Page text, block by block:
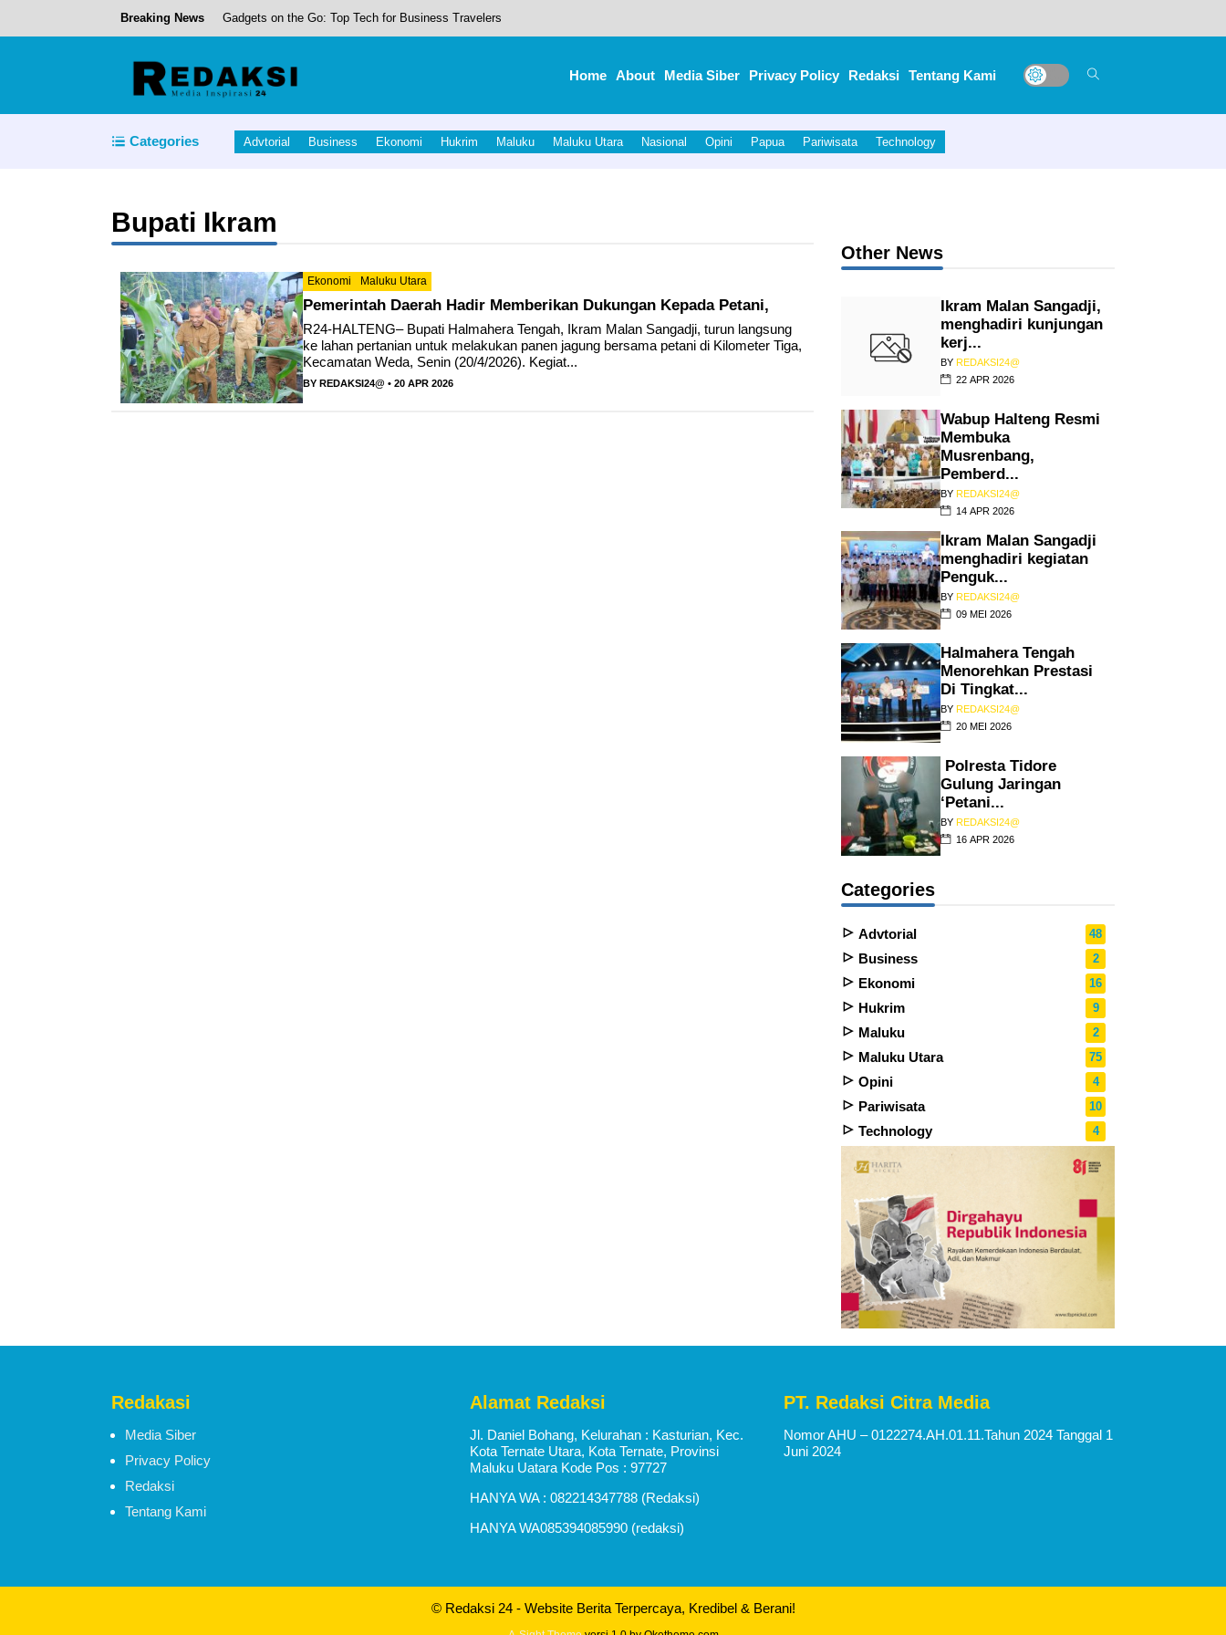
Breaking News Gadgets on the Go: Top Tech for Business Travelers
Halmahera Tengah Menorehkan Prestasi Di Tingkat Regional
Menikmati Senja di Danau Kawinet di Halmahera Tengah
Home About Media Siber Privacy Policy Redaksi Tentang Kami
Categories Advtorial Business Ekonomi Hukrim Maluku Maluku Utara Nasional Opini Papua Pariwisata Technology
Bupati Ikram
Ekonomi Maluku Utara
Pemerintah Daerah Hadir Memberikan Dukungan Kepada Petani,
R24-HALTENG– Bupati Halmahera Tengah, Ikram Malan Sangadji, turun langsung
ke lahan pertanian untuk melakukan panen jagung bersama petani di Kilometer Tiga,
Kecamatan Weda, Senin (20/4/2026). Kegiat...
BY REDAKSI24@ • 20 APR 2026
Other News
Ikram Malan Sangadji,
menghadiri kunjungan
kerj...
BY REDAKSI24@
22 APR 2026
Wabup Halteng Resmi
Membuka
Musrenbang,
Pemberd...
BY REDAKSI24@
14 APR 2026
Ikram Malan Sangadji
menghadiri kegiatan
Penguk...
BY REDAKSI24@
09 MEI 2026
Halmahera Tengah
Menorehkan Prestasi
Di Tingkat...
BY REDAKSI24@
20 MEI 2026
Polresta Tidore
Gulung Jaringan
‘Petani...
BY REDAKSI24@
16 APR 2026
Categories
Advtorial 48
Business 2
Ekonomi 16
Hukrim 9
Maluku 2
Maluku Utara 75
Opini 4
Pariwisata 10
Technology 4
Redakasi
Media Siber
Privacy Policy
Redaksi
Tentang Kami
Alamat Redaksi
Jl. Daniel Bohang, Kelurahan : Kasturian, Kec.
Kota Ternate Utara, Kota Ternate, Provinsi
Maluku Uatara Kode Pos : 97727
HANYA WA : 082214347788 (Redaksi)
HANYA WA085394085990 (redaksi)
PT. Redaksi Citra Media
Nomor AHU – 0122274.AH.01.11.Tahun 2024 Tanggal 1
Juni 2024
© Redaksi 24 - Website Berita Terpercaya, Kredibel & Berani!